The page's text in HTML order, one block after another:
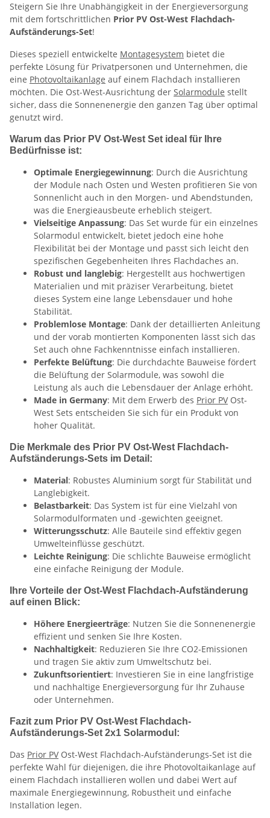
Steigern Sie Ihre Unabhängigkeit in der Energieversorgung
mit dem fortschrittlichen Prior PV Ost-West Flachdach-
Aufständerungs-Set!
Dieses speziell entwickelte Montagesystem bietet die
perfekte Lösung für Privatpersonen und Unternehmen, die
eine Photovoltaikanlage auf einem Flachdach installieren
möchten. Die Ost-West-Ausrichtung der Solarmodule stellt
sicher, dass die Sonnenenergie den ganzen Tag über optimal
genutzt wird.
Warum das Prior PV Ost-West Set ideal für Ihre
Bedürfnisse ist:
Optimale Energiegewinnung: Durch die Ausrichtung
der Module nach Osten und Westen profitieren Sie von
Sonnenlicht auch in den Morgen- und Abendstunden,
was die Energieausbeute erheblich steigert.
Vielseitige Anpassung: Das Set wurde für ein einzelnes
Solarmodul entwickelt, bietet jedoch eine hohe
Flexibilität bei der Montage und passt sich leicht den
spezifischen Gegebenheiten Ihres Flachdaches an.
Robust und langlebig: Hergestellt aus hochwertigen
Materialien und mit präziser Verarbeitung, bietet
dieses System eine lange Lebensdauer und hohe
Stabilität.
Problemlose Montage: Dank der detaillierten Anleitung
und der vorab montierten Komponenten lässt sich das
Set auch ohne Fachkenntnisse einfach installieren.
Perfekte Belüftung: Die durchdachte Bauweise fördert
die Belüftung der Solarmodule, was sowohl die
Leistung als auch die Lebensdauer der Anlage erhöht.
Made in Germany: Mit dem Erwerb des Prior PVOst-
West Sets entscheiden Sie sich für ein Produkt von
hoher Qualität.
Die Merkmale des Prior PV Ost-West Flachdach-
Aufständerungs-Sets im Detail:
Material: Robustes Aluminium sorgt für Stabilität und
Langlebigkeit.
Belastbarkeit: Das System ist für eine Vielzahl von
Solarmodulformaten und -gewichten geeignet.
Witterungsschutz: Alle Bauteile sind effektiv gegen
Umwelteinflüsse geschützt.
Leichte Reinigung: Die schlichte Bauweise ermöglicht
eine einfache Reinigung der Module.
Ihre Vorteile der Ost-West Flachdach-Aufständerung
auf einen Blick:
Höhere Energieerträge: Nutzen Sie die Sonnenenergie
effizient und senken Sie Ihre Kosten.
Nachhaltigkeit: Reduzieren Sie Ihre CO2-Emissionen
und tragen Sie aktiv zum Umweltschutz bei.
Zukunftsorientiert: Investieren Sie in eine langfristige
und nachhaltige Energieversorgung für Ihr Zuhause
oder Unternehmen.
Fazit zum Prior PV Ost-West Flachdach-
Aufständerungs-Set 2x1 Solarmodul:
Das Prior PVOst-West Flachdach-Aufständerungs-Set ist die
perfekte Wahl für diejenigen, die ihre Photovoltaikanlage auf
einem Flachdach installieren wollen und dabei Wert auf
maximale Energiegewinnung, Robustheit und einfache
Installation legen.